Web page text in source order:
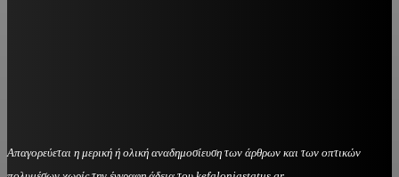
Απαγορεύεται η μερική ή ολική αναδημοσίευση των άρθρων και των οπτικών